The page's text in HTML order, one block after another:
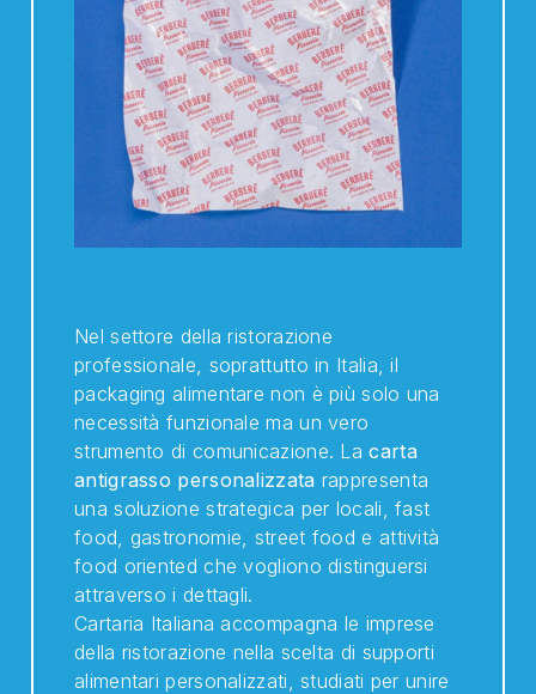
Nel settore della ristorazione
professionale, soprattutto in Italia, il
packaging alimentare non è più solo una
necessità funzionale ma un vero
strumento di comunicazione. Lacarta
antigrasso personalizzata rappresenta
una soluzione strategica per locali, fast
food, gastronomie, street food e attività
food oriented che vogliono distinguersi
attraverso i dettagli.
Cartaria Italiana accompagna le imprese
della ristorazione nella scelta di supporti
alimentari personalizzati, studiati per unire